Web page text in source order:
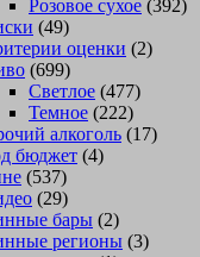
Розовое сухое (392)
(49)
оценки (2)
(699)
Светлое (477)
Темное (222)
алкоголь (17)
бюджет (4)
(537)
(29)
бары (2)
регионы (3)